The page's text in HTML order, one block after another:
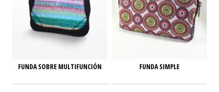
FUNDA SOBRE MULTIFUNCIÓN FUNDA SIMPLE